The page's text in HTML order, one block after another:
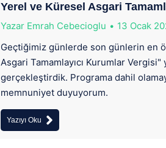
Yerel ve Küresel Asgari
Yazar Emrah Cebecioglu
13 Ocak
Geçtiğimiz günlerde son günlerin en
Asgari Tamamlayıcı Kurumlar
gerçekleştirdik. Programa dahil
memnuniyet duyuyorum.
Yazıyı Oku